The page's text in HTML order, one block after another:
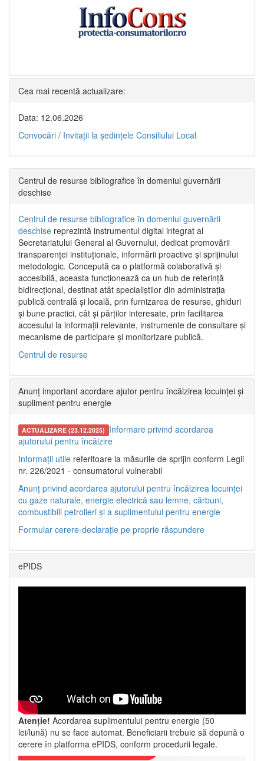
Cea mai recentă actualizare:
Data: 12.06.2026
Convocări / Invitaţii la şedinţele Consiliului Local
Centrul de resurse bibliografice în domeniul guvernării
deschise
Centrul de resurse bibliografice în domeniul guvernării
deschise reprezintă instrumentul digital integrat al
Secretariatului General al Guvernului, dedicat promovării
transparenței instituționale, informării proactive și sprijinului
metodologic. Concepută ca o platformă colaborativă și
accesibilă, aceasta funcționează ca un hub de referință
bidirecțional, destinat atât specialiștilor din administrația
publică centrală și locală, prin furnizarea de resurse, ghiduri
și bune practici, cât și părților interesate, prin facilitarea
accesului la informații relevante, instrumente de consultare și
mecanisme de participare și monitorizare publică.
Centrul de resurse
Anunț important acordare ajutor pentru încălzirea locuinței și
supliment pentru energie
ACTUALIZARE (23.12.2025) Informare privind acordarea
ajutorului pentru încălzire
Informații utile referitoare la măsurile de sprijin conform Legii
nr. 226/2021 - consumatorul vulnerabil
Anunț privind acordarea ajutorului pentru încălzirea locuinței
cu gaze naturale, energie electrică sau lemne, cărbuni,
combustibili petrolieri și a suplimentului pentru energie
Formular cerere-declarație pe proprie răspundere
ePIDS
Atenție! Acordarea suplimentului pentru energie (50
lei/lună) nu se face automat. Beneficiarii trebuie să depună o
cerere în platforma ePIDS, conform procedurii legale.